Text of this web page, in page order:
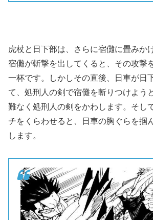
虎杖と日下部は、さらに宿儺に畳みか
宿儺が斬撃を出してくると、その攻撃
一杯です。しかしその直後、日車が日
て、処刑人の剣で宿儺を斬りつけよう
難なく処刑人の剣をかわします。そし
チをくらわせると、日車の胸ぐらを掴
します。